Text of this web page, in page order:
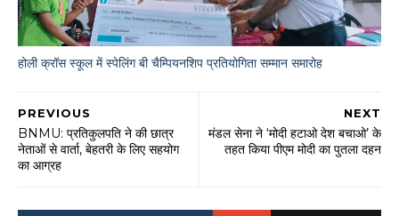
होली क्रॉस स्कूल में स्पेलिंग बी चैम्पियनशिप प्रतियोगिता सम्मान समारोह
NEXT
मंडल सेना ने ‘मोदी हटाओ देश बचाओ’ के
तहत किया पीएम मोदी का पुतला दहन
PREVIOUS
BNMU: प्रतिकुलपति ने की छात्र
नेताओं से वार्ता, बेहतरी के लिए सहयोग
का आग्रह